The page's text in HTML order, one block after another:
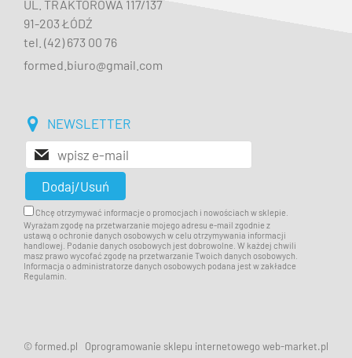
UL. TRAKTOROWA 117/137
91-203 ŁÓDŹ
tel. (42) 673 00 76
formed.biuro@gmail.com
NEWSLETTER
Chcę otrzymywać informacje o promocjach i nowościach w sklepie.
Wyrażam zgodę na przetwarzanie mojego adresu e-mail zgodnie z
ustawą o ochronie danych osobowych w celu otrzymywania informacji
handlowej. Podanie danych osobowych jest dobrowolne. W każdej chwili
masz prawo wycofać zgodę na przetwarzanie Twoich danych osobowych.
Informacja o administratorze danych osobowych podana jest w zakładce
Regulamin.
© formed.pl Oprogramowanie sklepu internetowego web-market.pl